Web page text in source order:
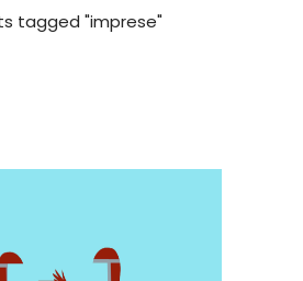
tagged "imprese"